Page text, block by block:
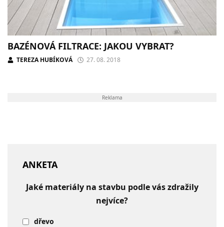
BAZÉNOVÁ FILTRACE: JAKOU VYBRAT?
TEREZA HUBÍKOVÁ 27. 08. 2018
Reklama
ANKETA
Jaké materiály na stavbu podle vás zdražily
nejvíce?
dřevo